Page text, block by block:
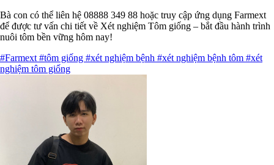
Bà con có thể liên hệ 08888 349 88 hoặc truy cập ứng dụng Farmext
để được tư vấn chi tiết về Xét nghiệm Tôm giống – bắt đầu hành trình
nuôi tôm bền vững hôm nay!
#Farmext #tôm giống #xét nghiệm bệnh #xét nghiệm bệnh tôm #xét
nghiệm tôm giống